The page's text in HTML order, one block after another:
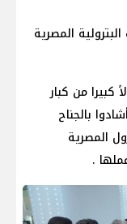
المصرية
كبيرا من كبار
بالجناح
المصرية
.